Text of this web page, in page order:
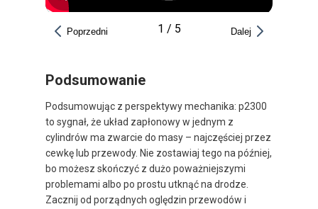
Poprzedni 1 / 5 Dalej
Podsumowanie
Podsumowując z perspektywy mechanika: p2300
to sygnał, że układ zapłonowy w jednym z
cylindrów ma zwarcie do masy – najczęściej przez
cewkę lub przewody. Nie zostawiaj tego na później,
bo możesz skończyć z dużo poważniejszymi
problemami albo po prostu utknąć na drodze.
Zacznij od porządnych oględzin przewodów i